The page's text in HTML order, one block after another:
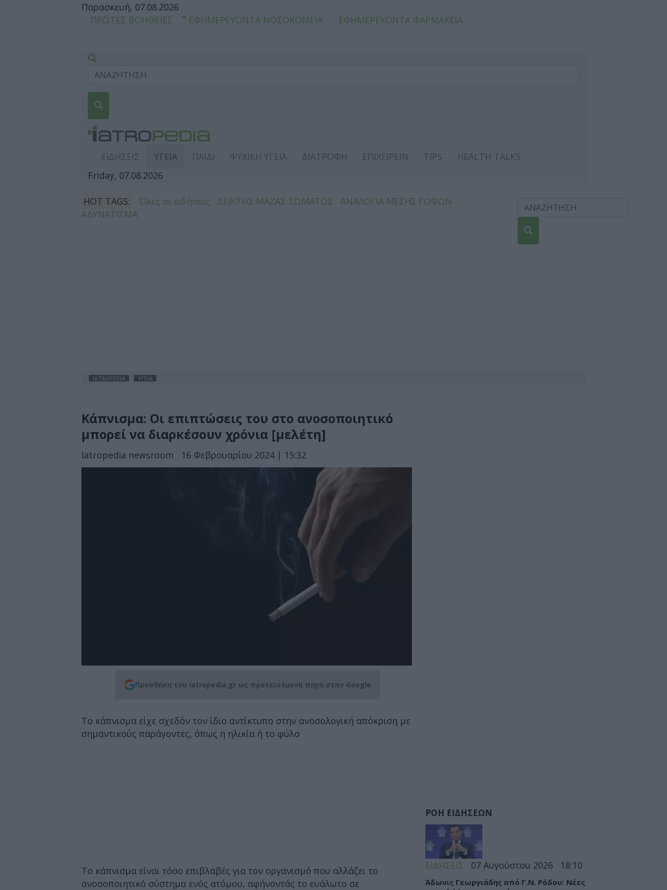
Παρασκευή, 07.08.2026
ΠΡΩΤΕΣ ΒΟΗΘΕΙΕΣ
ΕΦΗΜΕΡΕΥΟΝΤΑ ΝΟΣΟΚΟΜΕΙΑ ΕΦΗΜΕΡΕΥΟΝΤΑ ΦΑΡΜΑΚΕΙΑ
ΕΙΔΗΣΕΙΣ ΥΓΕΙΑ ΠΑΙΔΙ ΨΥΧΙΚΗ ΥΓΕΙΑ ΔΙΑΤΡΟΦΗ ΕΠΙΧΕΙΡΕΙΝ TIPS
HEALTH TALKS
Friday, 07.08.2026
HOT TAGS: Όλες οι ειδήσεις ΔΕΙΚΤΗΣ ΜΑΖΑΣ ΣΩΜΑΤΟΣ
ΑΝΑΛΟΓΙΑ ΜΕΣΗΣ ΓΟΦΩΝ
ΑΔΥΝΑΤΙΣΜΑ
IATROPEDIA ΥΓΕΙΑ
Κάπνισμα: Οι επιπτώσεις του στο ανοσοποιητικό
μπορεί να διαρκέσουν χρόνια [μελέτη]
Iatropedia newsroom 16 Φεβρουαρίου 2024 | 15:32
Προσθήκη του iatropedia.gr ως προτεινόμενη πηγή στην Google
Το κάπνισμα είχε σχεδόν τον ίδιο αντίκτυπο στην ανοσολογική απόκριση με
σημαντικούς παράγοντες, όπως η ηλικία ή το φύλο
Το κάπνισμα είναι τόσο επιβλαβές για τον οργανισμό που αλλάζει το
ανοσοποιητικό σύστημα ενός ατόμου, αφήνοντάς το ευάλωτο σε
ΡΟΗ ΕΙΔΗΣΕΩΝ
ΕΙΔΗΣΕΙΣ 07 Αυγούστου 2026 18:10
Άδωνις Γεωργιάδης από Γ.Ν. Ρόδου: Νέες